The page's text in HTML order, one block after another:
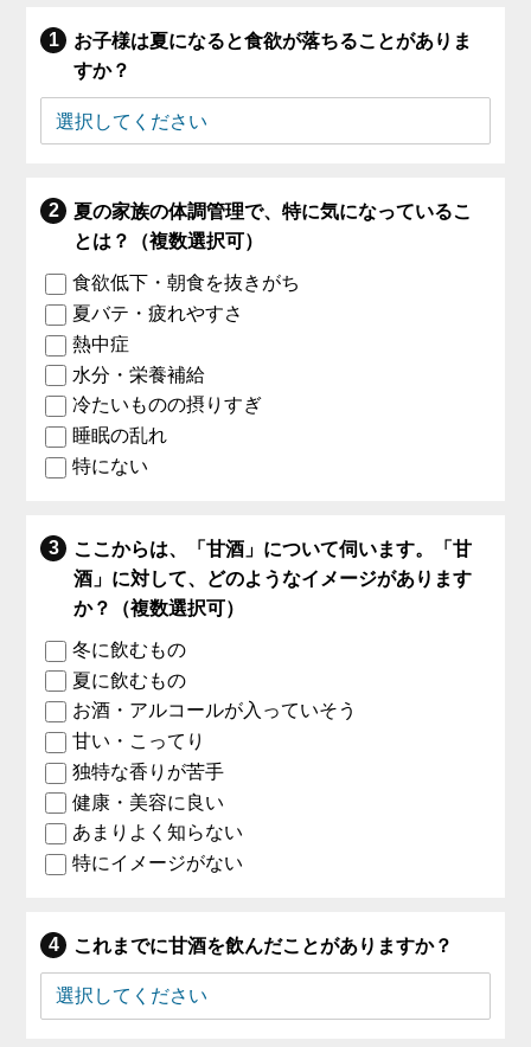
お子様は夏になると食欲が落ちることがありま
すか？
夏の家族の体調管理で、特に気になっているこ
とは？（複数選択可）
食欲低下・朝食を抜きがち
夏バテ・疲れやすさ
熱中症
水分・栄養補給
冷たいものの摂りすぎ
睡眠の乱れ
特にない
ここからは、「甘酒」について伺います。「甘
酒」に対して、どのようなイメージがあります
か？（複数選択可）
冬に飲むもの
夏に飲むもの
お酒・アルコールが入っていそう
甘い・こってり
独特な香りが苦手
健康・美容に良い
あまりよく知らない
特にイメージがない
これまでに甘酒を飲んだことがありますか？